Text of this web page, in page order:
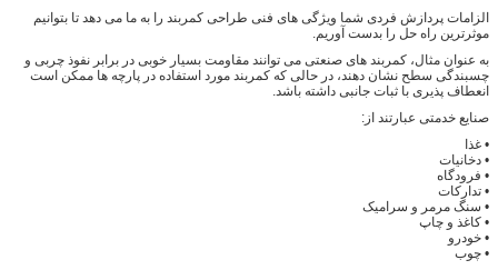
الزامات پردازش فردی شما ویژگی های فنی طراحی کمربند را به ما می دهد تا بتوانیم
موثرترین راه حل را بدست آوریم.
به عنوان مثال، کمربند های صنعتی می توانند مقاومت بسیار خوبی در برابر نفوذ چربی و
چسبندگی سطح نشان دهند، در حالی که کمربند مورد استفاده در پارچه ها ممکن است
انعطاف پذیری با ثبات جانبی داشته باشد.
صنایع خدمتی عبارتند از:
• غذا
• دخانیات
• فرودگاه
• تدارکات
• سنگ مرمر و سرامیک
• کاغذ و چاپ
• خودرو
• چوب